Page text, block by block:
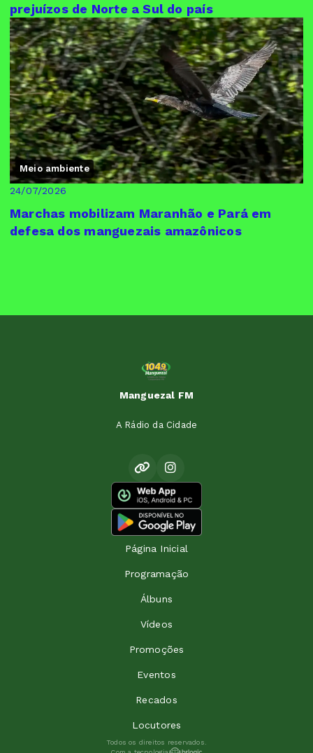
prejuízos de Norte a Sul do país
Meio ambiente
24/07/2026
Marchas mobilizam Maranhão e Pará em
defesa dos manguezais amazônicos
Manguezal FM
A Rádio da Cidade
Página Inicial
Programação
Álbuns
Vídeos
Promoções
Eventos
Recados
Locutores
Todos os direitos reservados.